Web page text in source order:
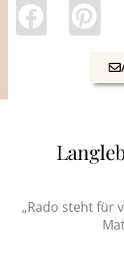
„Rado steht für